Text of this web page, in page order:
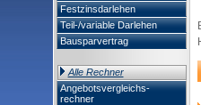
Festzinsdarlehen
Teil-/variable Darlehen
Bausparvertrag
Alle Rechner
Angebotsvergleichs-
rechner